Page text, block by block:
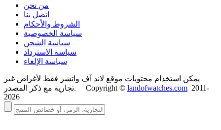
من نحن
اتصل بنا
الشروط والأحكام
سياسة الخصوصية
سياسة الشحن
سياسة الاسترداد
سياسة الإلغاء
يمكن استخدام محتويات موقع لاند آف واتشز فقط لأغراض غير
تجارية مع ذكر المصدر. Copyright © landofwatches.com 2011-
2026